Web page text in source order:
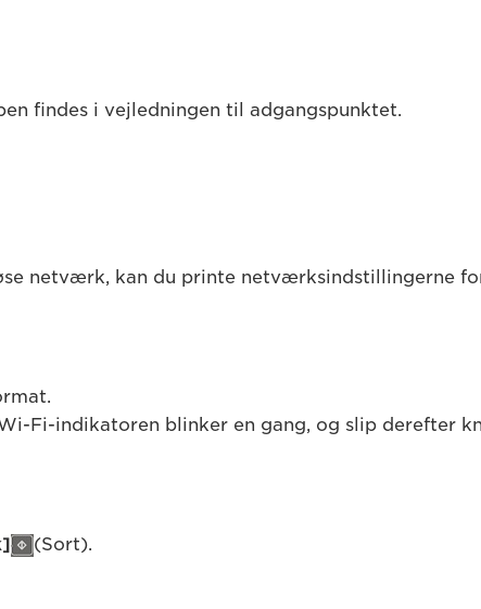
findes i vejledningen til adgangspunktet.
netværk, kan du printe netværksindstillingerne
Fi-indikatoren blinker en gang, og slip derefter
(Sort).